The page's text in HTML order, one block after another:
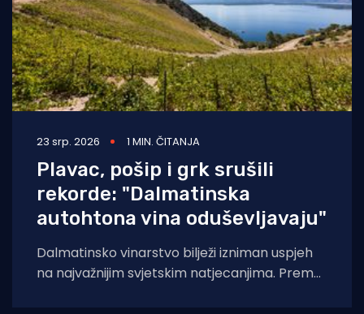
23 srp. 2026 1 MIN. ČITANJA
Plavac, pošip i grk srušili
rekorde: "Dalmatinska
autohtona vina oduševljavaju"
Dalmatinsko vinarstvo bilježi izniman uspjeh
na najvažnijim svjetskim natjecanjima. Prema